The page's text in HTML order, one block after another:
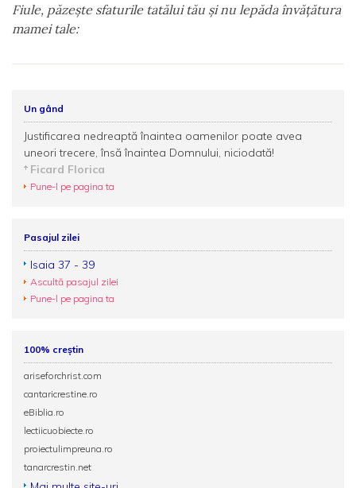
Fiule, păzeşte sfaturile tatălui tău şi nu lepăda învăţătura
mamei tale:
Un gând
Justificarea nedreaptă înaintea oamenilor poate avea
uneori trecere, însă înaintea Domnului, niciodată!
Ficard Florica
Pune-l pe pagina ta
Pasajul zilei
Isaia 37 - 39
Ascultă pasajul zilei
Pune-l pe pagina ta
100% creștin
ariseforchrist.com
cantaricrestine.ro
eBiblia.ro
lectiicuobiecte.ro
proiectulimpreuna.ro
tanarcrestin.net